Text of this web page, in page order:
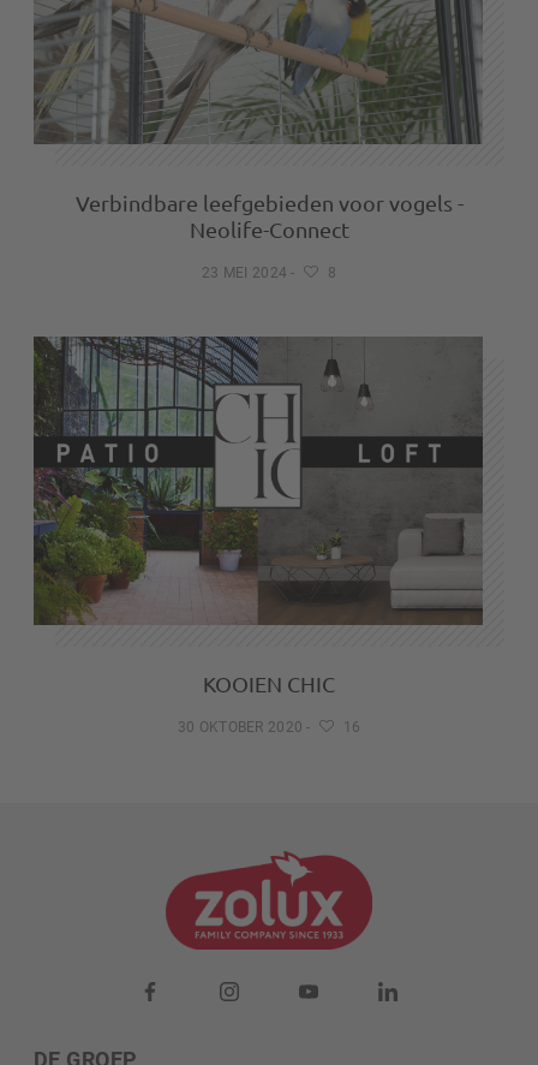
Verbindbare leefgebieden voor vogels -
Neolife-Connect
23 MEI 2024 - 8
KOOIEN CHIC
30 OKTOBER 2020 - 16
DE GROEP